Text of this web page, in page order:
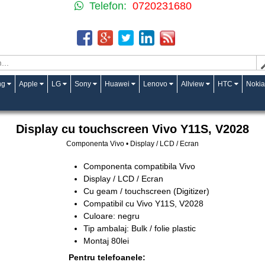
Telefon: 0720231680
Apple LG Sony Huawei Lenovo Allview HTC Nokia
Display cu touchscreen Vivo Y11S, V2028
Componenta Vivo • Display / LCD / Ecran
Componenta compatibila Vivo
Display / LCD / Ecran
Cu geam / touchscreen (Digitizer)
Compatibil cu Vivo Y11S, V2028
Culoare: negru
Tip ambalaj: Bulk / folie plastic
Montaj 80lei
Pentru telefoanele: